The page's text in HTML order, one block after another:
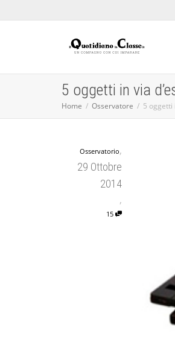
5 oggetti in via
Home Osservatore 5 oggetti
Osservatorio,
29 Ottobre
2014
,
15